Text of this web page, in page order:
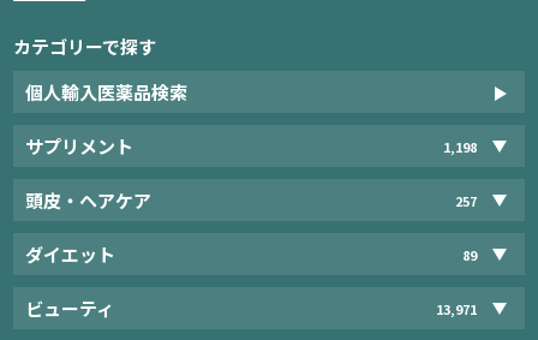
カテゴリーで探す
個人輸入医薬品検索
サプリメント 1,198
頭皮・ヘアケア 257
ダイエット 89
ビューティ 13,971